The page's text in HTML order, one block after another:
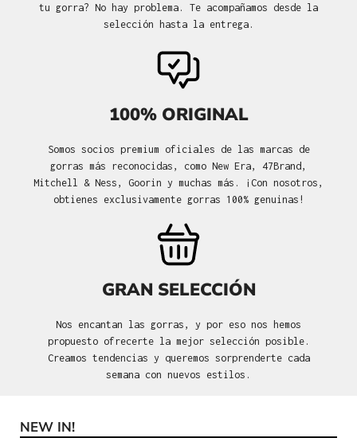
tu gorra? No hay problema. Te acompañamos desde la
selección hasta la entrega.
100% ORIGINAL
Somos socios premium oficiales de las marcas de
gorras más reconocidas, como New Era, 47Brand,
Mitchell & Ness, Goorin y muchas más. ¡Con nosotros,
obtienes exclusivamente gorras 100% genuinas!
GRAN SELECCIÓN
Nos encantan las gorras, y por eso nos hemos
propuesto ofrecerte la mejor selección posible.
Creamos tendencias y queremos sorprenderte cada
semana con nuevos estilos.
Omitir la galería de productos
NEW IN!